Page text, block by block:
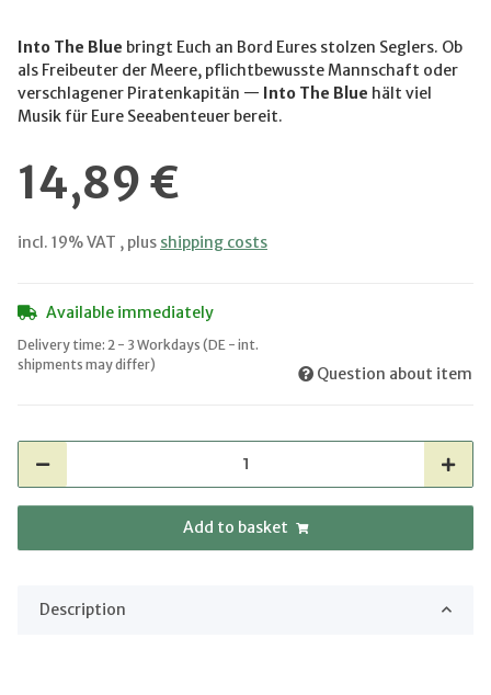
Into The Blue bringt Euch an Bord Eures stolzen Seglers. Ob
als Freibeuter der Meere, pflichtbewusste Mannschaft oder
verschlagener Piratenkapitän — Into The Blue hält viel
Musik für Eure Seeabenteuer bereit.
14,89 €
incl. 19% VAT , plus shipping costs
Available immediately
Delivery time: 2 - 3 Workdays (DE - int.
shipments may differ)
Question about item
Add to basket
Description